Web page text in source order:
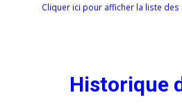
Cliquer ici pour afficher la liste
Historique